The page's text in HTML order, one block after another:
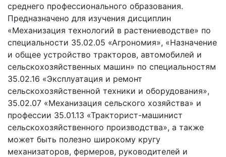
среднего профессионального образования.
Предназначено для изучения дисциплин
«Механизация технологий в растениеводстве» по
специальности 35.02.05 «Агрономия», «Назначение
и общее устройство тракторов, автомобилей и
сельскохозяйственных машин» по специальностям
35.02.16 «Эксплуатация и ремонт
сельскохозяйственной техники и оборудования»,
35.02.07 «Механизация сельского хозяйства» и
профессии 35.01.13 «Тракторист-машинист
сельскохозяйственного производства», а также
может быть полезно широкому кругу
механизаторов, фермеров, руководителей и